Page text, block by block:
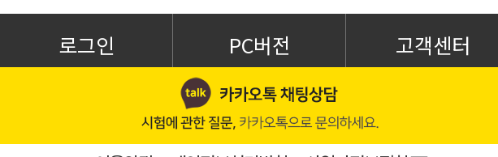
로그인 PC버전 고객센터